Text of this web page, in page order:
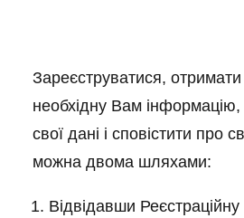
Зареєструватися,
необхідну Вам
свої дані і сповістити про
можна двома шляхами:
Відвідавши